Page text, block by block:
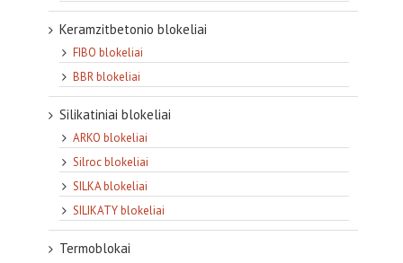
Keramzitbetonio blokeliai
FIBO blokeliai
BBR blokeliai
Silikatiniai blokeliai
ARKO blokeliai
Silroc blokeliai
SILKA blokeliai
SILIKATY blokeliai
Termoblokai